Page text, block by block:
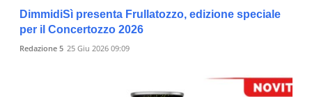
DimmidiSì presenta Frullatozzo, edizione speciale
per il Concertozzo 2026
Redazione 5 25 Giu 2026 09:09